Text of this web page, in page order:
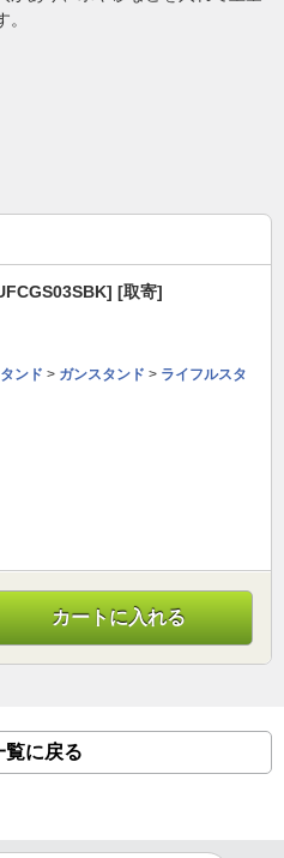
[取寄]
ンド > ガンスタンド > ライフルスタ
カートに入れる
覧に戻る